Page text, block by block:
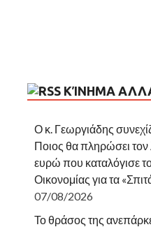
ΚΊΝΗΜΑ
Ο κ. Γεωργιάδης
Ποιος θα πληρώσει
ευρώ που καταλόγισε
Οικονομίας για τα
07/08/2026
Το θράσος της